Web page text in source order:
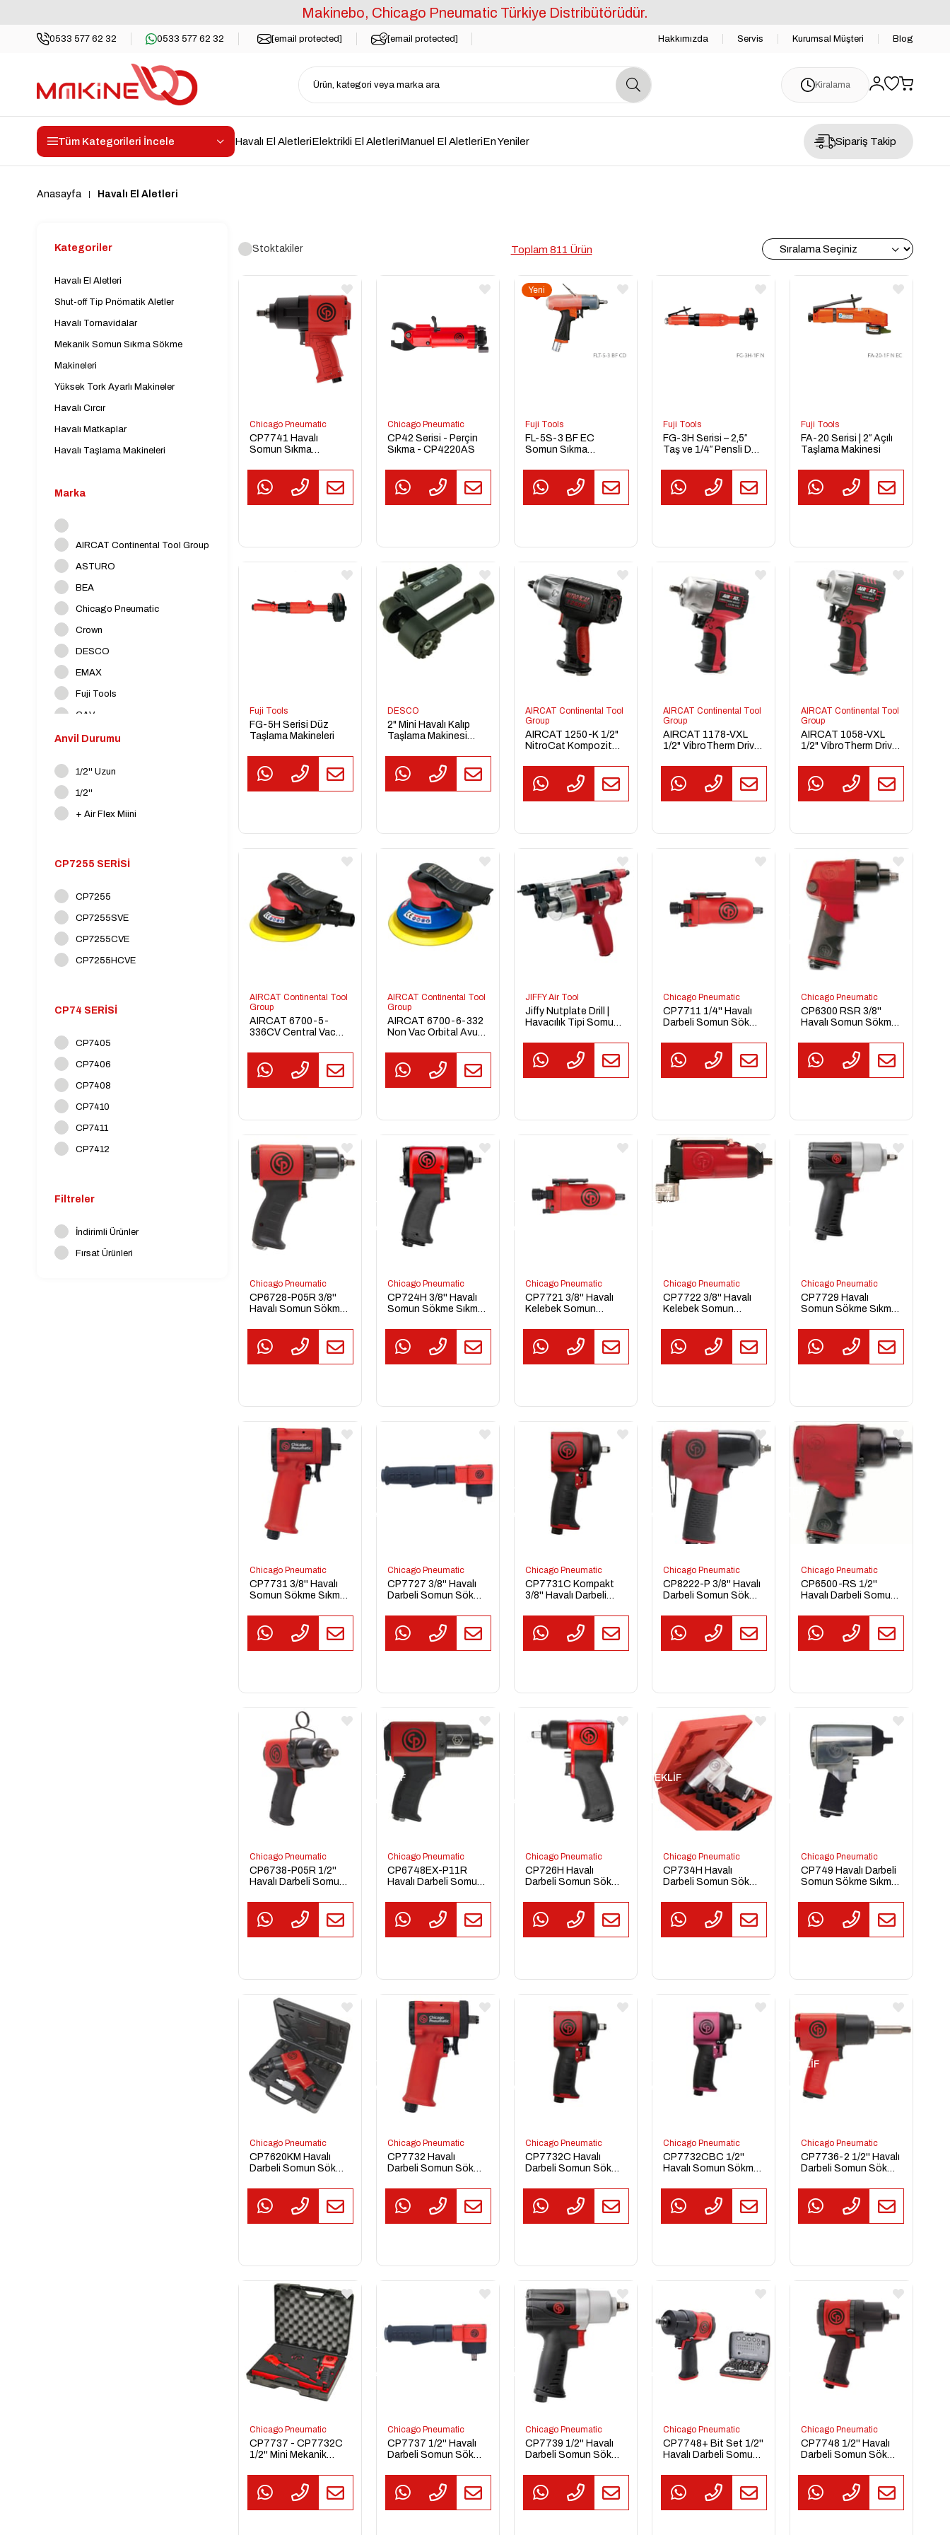
Makinebo, Chicago Pneumatic Türkiye Distribütörüdür.
0533 577 62 32 0533 577 62 32 [email protected] [email protected] Hakkımızda Servis Kurumsal Müşteri Blog
Kiralama
Tüm Kategorileri İncele Havalı El AletleriElektrikli El AletleriManuel El AletleriEn Yeniler Sipariş Takip
Anasayfa Havalı El Aletleri
Kategoriler
Havalı El Aletleri
Shut-off Tip Pnömatik Aletler
Havalı Tornavidalar
Mekanik Somun Sıkma Sökme
Makineleri
Yüksek Tork Ayarlı Makineler
Havalı Cırcır
Havalı Matkaplar
Havalı Taşlama Makineleri
Havalı Kazıma/ Kırıcı Makineleri
Havalı Perçin Makineleri
Havalı Özel İş Makineleri
Havalı El Aleti Aksesuarları
Sektör
Elektrikli El Aletleri
Hava Motorları
Manuel El Aleti ve Aksesuar
İş Güvenliği Ürünleri
Aşındırıcılar ve Kesiciler
Marka
AIRCAT Continental Tool Group
ASTURO
BEA
Chicago Pneumatic
Crown
DESCO
EMAX
Fuji Tools
GAV
INTERFLEX
Anvil Durumu
1/2'' Uzun
1/2''
+ Air Flex Miini
CP7255 SERİSİ
CP7255
CP7255SVE
CP7255CVE
CP7255HCVE
CP74 SERİSİ
CP7405
CP7406
CP7408
CP7410
CP7411
CP7412
Filtreler
İndirimli Ürünler
Fırsat Ürünleri
Stoktakiler 811 Ürün
Chicago Pneumatic
CP7741 Havalı
Somun Sıkma
Chicago Pneumatic
CP42 Serisi - Perçin
Sıkma - CP4220AS
Fuji Tools
FL-5S-3 BF EC
Somun Sıkma
Yeni
Ürün
Fuji Tools
FG-3H Serisi – 2,5″
Taş ve 1/4″ Pensli Düz
Fuji Tools
FA-20 Serisi | 2″ Açılı
Taşlama Makinesi
Fuji Tools
FG-5H Serisi Düz
Taşlama Makineleri
DESCO
2" Mini Havalı Kalıp
Taşlama Makinesi
Free Mini Die Grinder
AIRCAT Continental Tool
Group
AIRCAT 1250-K 1/2"
NitroCat Kompozit
Somun Sıkma
AIRCAT Continental Tool
Group
AIRCAT 1178-VXL
1/2" VibroTherm Drive
Somun Sıkma
AIRCAT Continental Tool
Group
AIRCAT 1058-VXL
1/2" VibroTherm Drive
Havalı Somun Sıkma
AIRCAT Continental Tool
Group
AIRCAT 6700-5-
336CV Central Vac
Zımpara Makinesi
(3/16" Orbit)
AIRCAT Continental Tool
Group
AIRCAT 6700-6-332
Non Vac Orbital Avuç
(3/32" Orbit)
JIFFY Air Tool
Jiffy Nutplate Drill |
Havacılık Tipi Somun
TEKLİF
AL
Chicago Pneumatic
CP7711 1/4'' Havalı
Darbeli Somun Sökme
Chicago Pneumatic
CP6300 RSR 3/8''
Havalı Somun Sökme
TEKLİF
AL
Chicago Pneumatic
CP6728-P05R 3/8''
Havalı Somun Sökme
TEKLİF
AL
Chicago Pneumatic
CP724H 3/8'' Havalı
Somun Sökme Sıkma
TEKLİF
AL
Chicago Pneumatic
CP7721 3/8'' Havalı
Kelebek Somun
TEKLİF
AL
Chicago Pneumatic
CP7722 3/8'' Havalı
Kelebek Somun
Tabancası
Chicago Pneumatic
CP7729 Havalı
Somun Sökme Sıkma
TEKLİF
AL
Chicago Pneumatic
CP7731 3/8'' Havalı
Somun Sökme Sıkma
TEKLİF
AL
Chicago Pneumatic
CP7727 3/8'' Havalı
Darbeli Somun Sökme
TEKLİF
AL
Chicago Pneumatic
CP7731C Kompakt
3/8'' Havalı Darbeli
Tabancası
TEKLİF
AL
Chicago Pneumatic
CP8222-P 3/8'' Havalı
Darbeli Somun Sökme
Chicago Pneumatic
CP6500-RS 1/2''
Havalı Darbeli Somun
Tabancası
TEKLİF
AL
Chicago Pneumatic
CP6738-P05R 1/2''
Havalı Darbeli Somun
Tabancası
TEKLİF
AL
Chicago Pneumatic
CP6748EX-P11R
Havalı Darbeli Somun
Tabancası ATEX 1/2''
TEKLİF
AL
Chicago Pneumatic
CP726H Havalı
Darbeli Somun Sökme
TEKLİF
AL
Chicago Pneumatic
CP734H Havalı
Darbeli Somun Sökme
Chicago Pneumatic
CP749 Havalı Darbeli
Somun Sökme Sıkma
TEKLİF
AL
Chicago Pneumatic
CP7620KM Havalı
Darbeli Somun Sökme
TEKLİF
AL
Chicago Pneumatic
CP7732 Havalı
Darbeli Somun Sökme
TEKLİF
AL
Chicago Pneumatic
CP7732C Havalı
Darbeli Somun Sökme
TEKLİF
AL
Chicago Pneumatic
CP7732CBC 1/2''
Havalı Somun Sökme
Chicago Pneumatic
CP7736-2 1/2'' Havalı
Darbeli Somun Sökme
TEKLİF
AL
Chicago Pneumatic
CP7737 - CP7732C
1/2'' Mini Mekanik
TEKLİF
AL
Chicago Pneumatic
CP7737 1/2'' Havalı
Darbeli Somun Sökme
TEKLİF
AL
Chicago Pneumatic
CP7739 1/2'' Havalı
Darbeli Somun Sökme
TEKLİF
AL
Chicago Pneumatic
CP7748+ Bit Set 1/2''
Havalı Darbeli Somun
Tabancası
Chicago Pneumatic
CP7748 1/2'' Havalı
Darbeli Somun Sökme